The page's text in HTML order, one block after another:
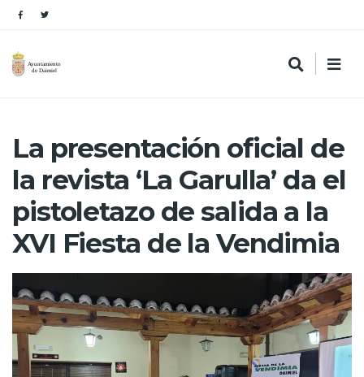
La presentación oficial de
la revista ‘La Garulla’ da el
pistoletazo de salida a la
XVI Fiesta de la Vendimia